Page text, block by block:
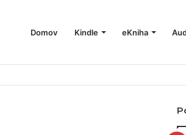
Domov Kindle eKniha